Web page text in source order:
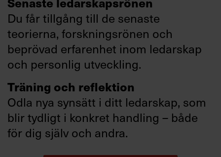
Du får tillgång till de senaste
teorierna, forskningsrönen och
beprövad erfarenhet inom ledarskap
och personlig utveckling.
Träning och reflektion
Odla nya synsätt i ditt ledarskap, som
blir tydligt i konkret handling – både
för dig själv och andra.